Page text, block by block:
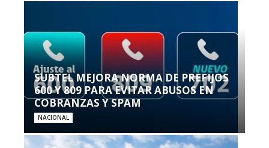
SUBTEL MEJORA NORMA DE PREFIJOS
600 Y 809 PARA EVITAR ABUSOS EN
COBRANZAS Y SPAM
NACIONAL